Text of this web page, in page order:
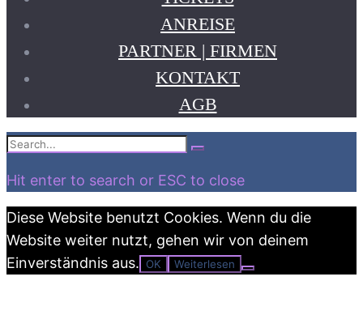
ANREISE
PARTNER | FIRMEN
KONTAKT
AGB
Search
Search
Hit enter to search or ESC to close
Diese Website benutzt Cookies. Wenn du die
Website weiter nutzt, gehen wir von deinem
Einverständnis aus.
OK Weiterlesen